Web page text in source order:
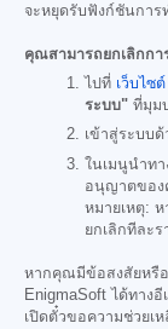
จะหยุดรับฟังก์ชันการ
คุณสามารถยกเลิกกา
ไปที่ เว็บไซ
ระบบ" ที่มุม
เข้าสู่ระบบ
ในเมนูนำทา
อนุญาตของ
หมายเหตุ:
ยกเลิกทีละร
หากคุณมีข้อสงสัยหรื
EnigmaSoft ได้ทางอี
เปิดตั๋วขอความช่วยเ